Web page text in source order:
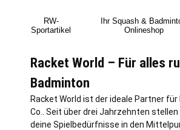
RW-
Sportartikel
Ihr Squash &
Onlineshop
Racket World – Für alles
Badminton
Racket World ist der ideale Partner für
Co.. Seit über drei Jahrzehnten stellen
deine Spielbedürfnisse in den